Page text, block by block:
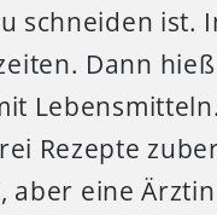
schneiden ist.
Dann
Rezepte
eine